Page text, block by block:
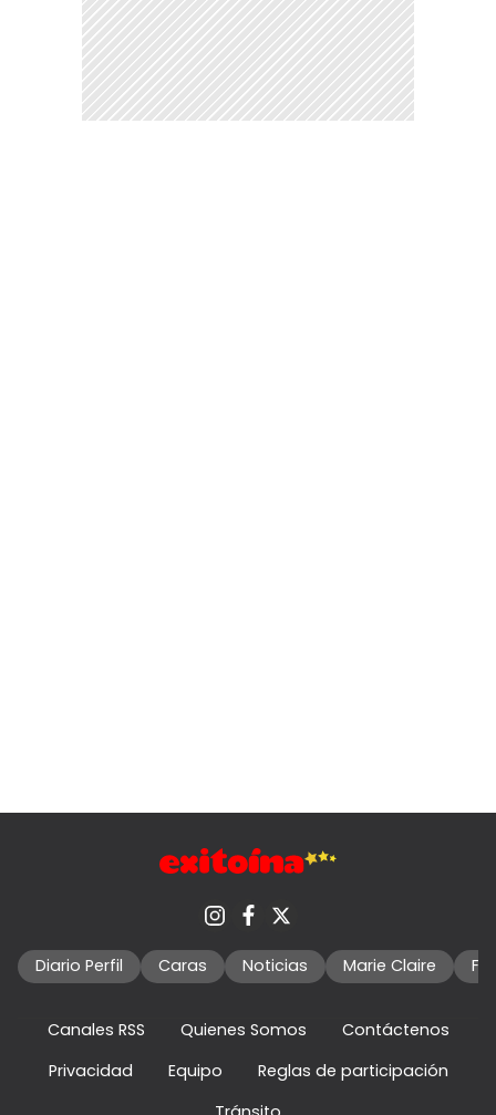
Diario Perfil Caras Noticias Marie Claire
Canales RSS Quienes Somos
Contáctenos
Privacidad
Equipo
Reglas de participación